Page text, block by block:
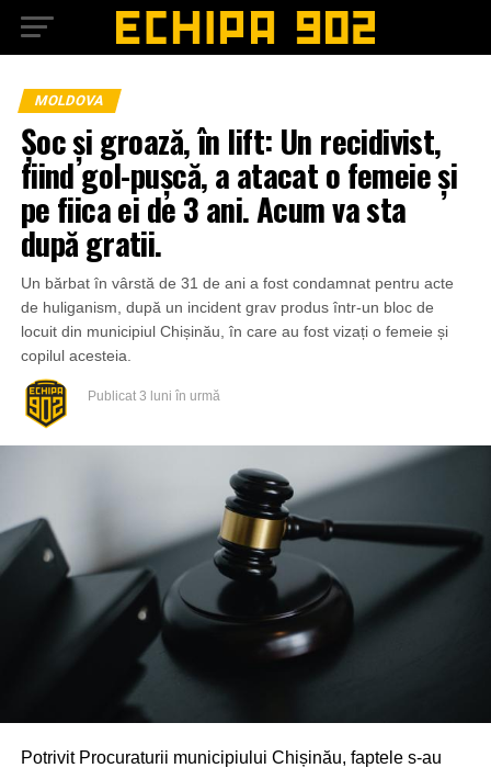
MOLDOVA
Șoc și groază, în lift: Un recidivist,
fiind gol-pușcă, a atacat o femeie și
pe fiica ei de 3 ani. Acum va sta
după gratii.
Un bărbat în vârstă de 31 de ani a fost condamnat pentru acte
de huliganism, după un incident grav produs într-un bloc de
locuit din municipiul Chișinău, în care au fost vizați o femeie și
copilul acesteia.
Publicat 3 luni în urmă
Potrivit Procuraturii municipiului Chișinău, faptele s-au